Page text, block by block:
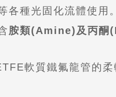
各種光固化流體使用。
胺類(Amine)及丙酮
軟質鐵氟龍管的